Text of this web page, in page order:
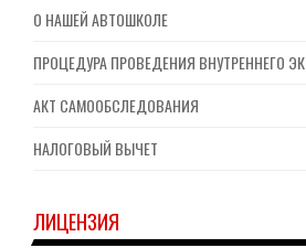
О НАШЕЙ АВТОШКОЛЕ
ПРОЦЕДУРА ПРОВЕДЕНИЯ ВНУТРЕННЕГО
АКТ САМООБСЛЕДОВАНИЯ
НАЛОГОВЫЙ ВЫЧЕТ
ЛИЦЕНЗИЯ